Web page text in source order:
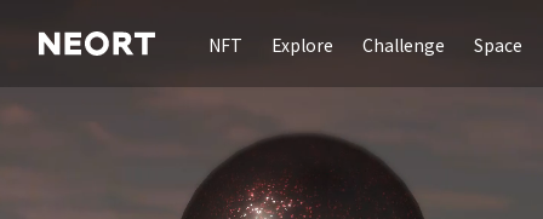
NFT Explore Challenge Space